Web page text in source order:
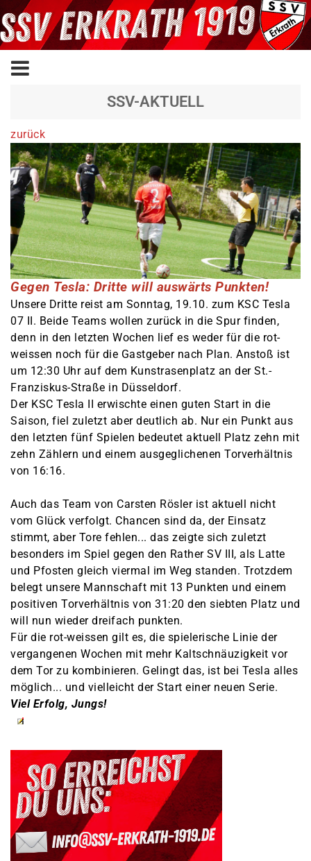
SSV-AKTUELL
zurück
Gegen Tesla: Dritte will auswärts Punkten!
Unsere Dritte reist am Sonntag, 19.10. zum KSC Tesla
07 II. Beide Teams wollen zurück in die Spur finden,
denn in den letzten Wochen lief es weder für die rot-
weissen noch für die Gastgeber nach Plan. Anstoß ist
um 12:30 Uhr auf dem Kunstrasenplatz an der St.-
Franziskus-Straße in Düsseldorf.
Der KSC Tesla II erwischte einen guten Start in die
Saison, fiel zuletzt aber deutlich ab. Nur ein Punkt aus
den letzten fünf Spielen bedeutet aktuell Platz zehn mit
zehn Zählern und einem ausgeglichenen Torverhältnis
von 16:16.
Auch das Team von Carsten Rösler ist aktuell nicht
vom Glück verfolgt. Chancen sind da, der Einsatz
stimmt, aber Tore fehlen... das zeigte sich zuletzt
besonders im Spiel gegen den Rather SV III, als Latte
und Pfosten gleich viermal im Weg standen. Trotzdem
belegt unsere Mannschaft mit 13 Punkten und einem
positiven Torverhältnis von 31:20 den siebten Platz und
will nun wieder dreifach punkten.
Für die rot-weissen gilt es, die spielerische Linie der
vergangenen Wochen mit mehr Kaltschnäuzigkeit vor
dem Tor zu kombinieren. Gelingt das, ist bei Tesla alles
möglich... und vielleicht der Start einer neuen Serie.
Viel Erfolg, Jungs!